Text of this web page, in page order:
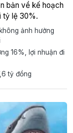
bản về kế hoạch
tỷ lệ 30%.
ảnh hưởng
16%, lợi nhuận đi
tỷ đồng